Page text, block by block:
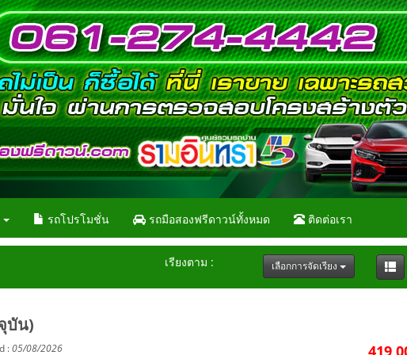
รถโปรโมชั่น รถมือสองฟรีดาวน์ทั้งหมด ติดต่อเรา
เรียงตาม : เลือกการจัดเรียง
บัน)
:05/08/2026